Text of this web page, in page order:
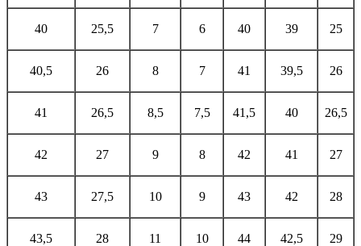
40 25,5 7 6 40 39 25
40,5 26 8 7 41 39,5 26
41 26,5 8,5 7,5 41,5 40 26,5
42 27 9 8 42 41 27
43 27,5 10 9 43 42 28
43,5 28 11 10 44 42,5 29